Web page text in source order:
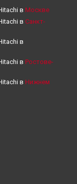
в Москве
в Санкт-
в
в Ростове-
в Нижнем
в
в